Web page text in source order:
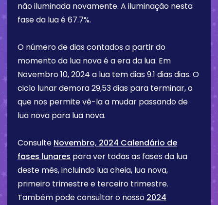
não iluminada novamente. A iluminação nesta
fase da lua é67.7%.
O número de dias contados a partir do
momento da lua nova é a era da lua. Em
Novembro 10, 2024 a lua tem dias 9.1 dias dias. O
ciclo lunar demora 29,53 dias para terminar, o
que nos permite vê-la a mudar passando de
lua nova para lua nova.
Consulte Novembro, 2024 Calendário de
fases lunares para ver todas as fases da lua
deste mês, incluindo lua cheia, lua nova,
primeiro trimestre e terceiro trimestre.
Também pode consultar o nosso 2024